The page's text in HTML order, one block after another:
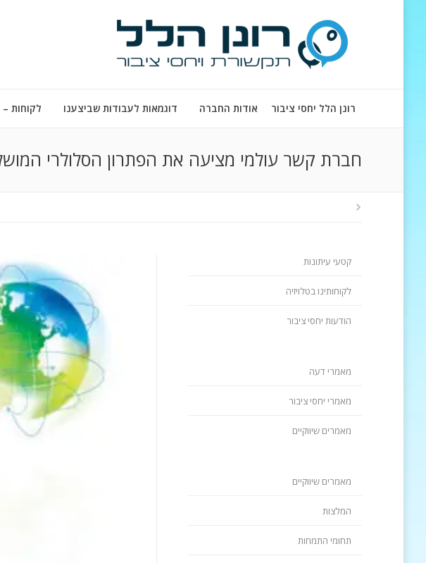
רונן הלל יחסי ציבור אודות החברה דוגמאות לעבודות שביצענו לקוחות
חברת קשר עולמי מציעה את הפתרון הסלולרי
קטעי עיתונות
לקוחותינו בטלויזיה
הודעות יחסי ציבור
מאמרי דעה
מאמרי יחסי ציבור
מאמרים שיווקיים
מאמרים שיווקיים
המלצות
תחומי התמחות